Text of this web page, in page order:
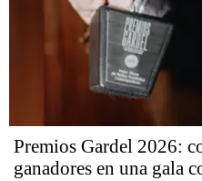
Premios Gardel 2026:
ganadores en una gala